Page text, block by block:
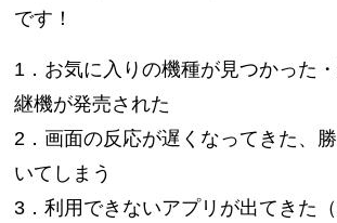
です！
1．お気に入りの機種が見つかった
継機が発売された
2．画面の反応が遅くなってきた、
いてしまう
3．利用できないアプリが出てきた